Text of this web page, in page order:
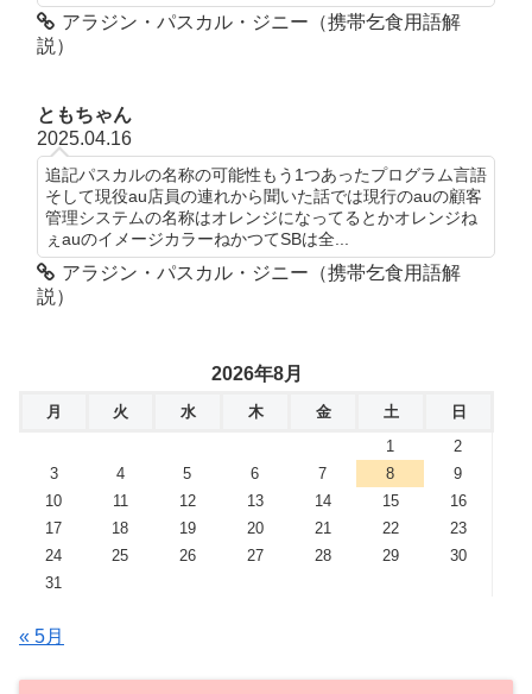
アラジン・パスカル・ジニー（携帯乞食用語解
説）
ともちゃん
2025.04.16
追記パスカルの名称の可能性もう1つあったプログラム言語
そして現役au店員の連れから聞いた話では現行のauの顧客
管理システムの名称はオレンジになってるとかオレンジね
ぇauのイメージカラーねかつてSBは全...
アラジン・パスカル・ジニー（携帯乞食用語解
説）
2026年8月
月 火 水 木 金 土
日
1
2
3
4 5 6 7 8
9
10
11 12 13 14 15
16
17
18 19 20 21 22
23
24
25 26 27 28 29
30
31
« 5月